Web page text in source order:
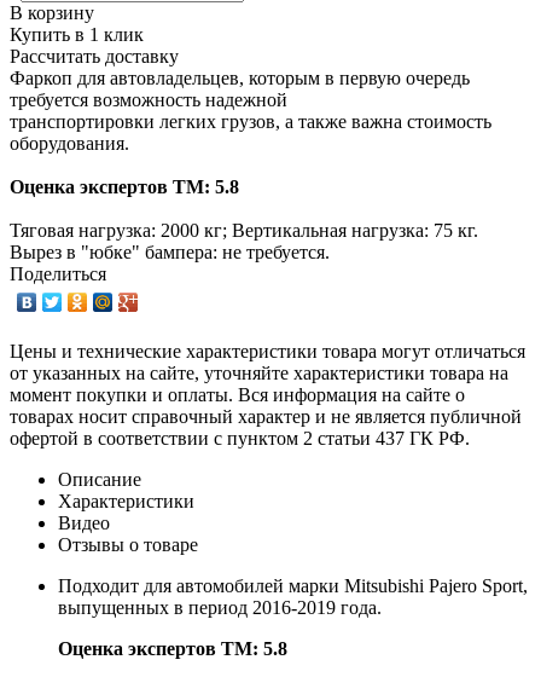
В корзину
Купить в 1 клик
Рассчитать доставку
Фаркоп для автовладельцев, которым в первую очередь
требуется возможность надежной
транспортировки легких грузов, а также важна стоимость
оборудования.
Оценка экспертов ТМ: 5.8
Тяговая нагрузка: 2000 кг; Вертикальная нагрузка: 75 кг.
Вырез в "юбке" бампера: не требуется.
Поделиться
Цены и технические характеристики товара могут отличаться
от указанных на сайте, уточняйте характеристики товара на
момент покупки и оплаты. Вся информация на сайте о
товарах носит справочный характер и не является публичной
офертой в соответствии с пунктом 2 статьи 437 ГК РФ.
Описание
Характеристики
Видео
Отзывы о товаре
Подходит для автомобилей марки Mitsubishi Pajero Sport,
выпущенных в период 2016-2019 года.
Оценка экспертов ТМ: 5.8